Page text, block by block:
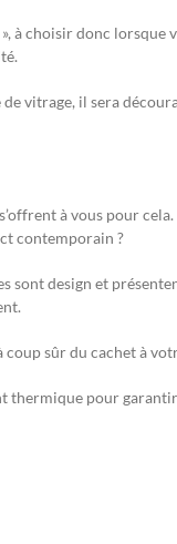
à choisir donc lorsque
vitrage, il sera
à vous pour
contemporain ?
sont design et
sûr du cachet à
thermique pour